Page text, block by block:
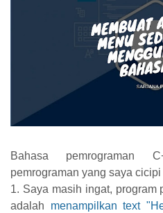
Bahasa pemrograman
pemrograman yang saya
1. Saya masih ingat, program
adalah menampilkan text